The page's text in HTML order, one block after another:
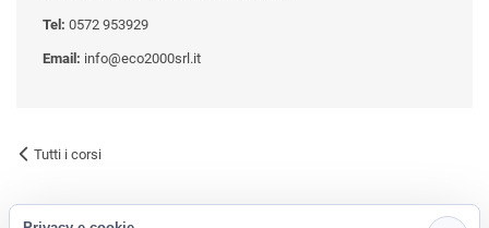
Tel: 0572 953929
Email: info@eco2000srl.it
Tutti i corsi